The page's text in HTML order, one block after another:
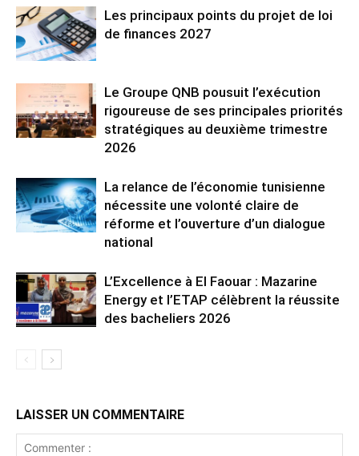
Les principaux points du projet de loi
de finances 2027
Le Groupe QNB pousuit l’exécution
rigoureuse de ses principales priorités
stratégiques au deuxième trimestre
2026
La relance de l’économie tunisienne
nécessite une volonté claire de
réforme et l’ouverture d’un dialogue
national
L’Excellence à El Faouar : Mazarine
Energy et l’ETAP célèbrent la réussite
des bacheliers 2026
LAISSER UN COMMENTAIRE